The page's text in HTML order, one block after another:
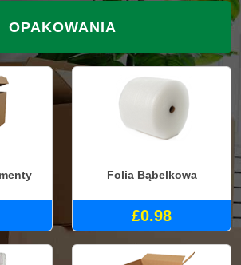
OPAKOWANIA
Folia Bąbelkowa
£0.98